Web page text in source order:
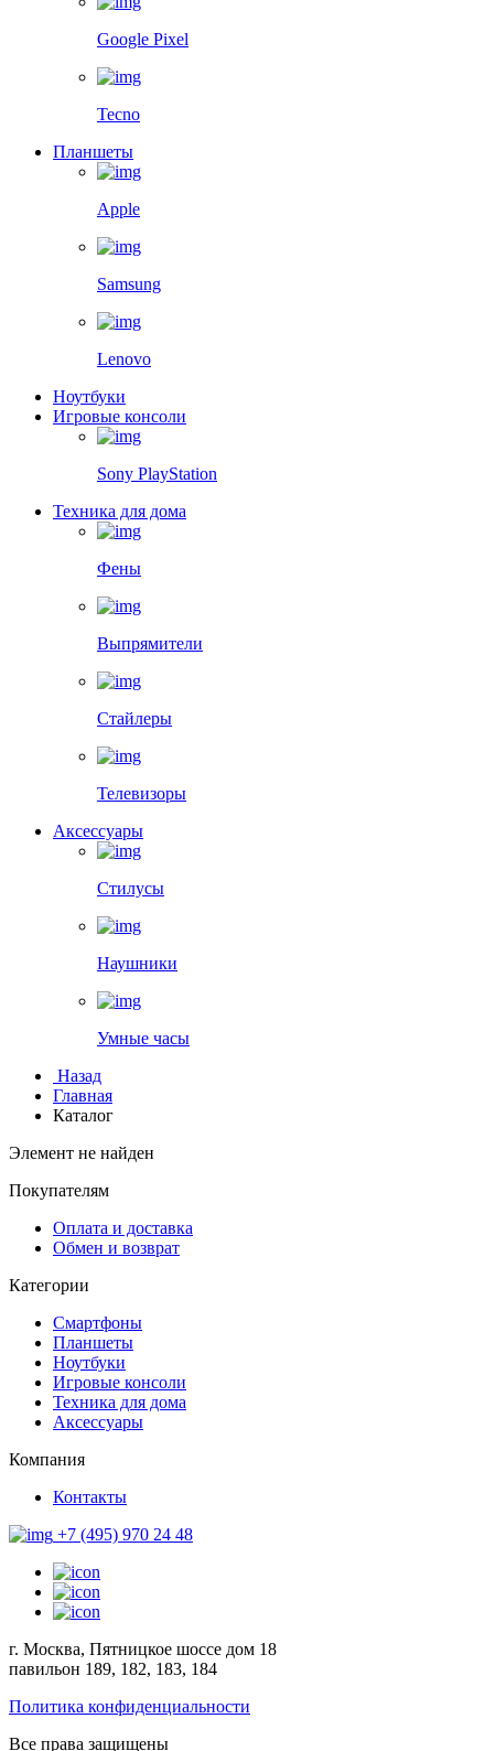
Google Pixel
Tecno
Планшеты
Apple
Samsung
Lenovo
Ноутбуки
Игровые консоли
Sony PlayStation
Техника для дома
Фены
Выпрямители
Стайлеры
Телевизоры
Аксессуары
Стилусы
Наушники
Умные часы
Назад
Главная
Каталог
Элемент не найден
Покупателям
Оплата и доставка
Обмен и возврат
Категории
Смартфоны
Планшеты
Ноутбуки
Игровые консоли
Техника для дома
Аксессуары
Компания
Контакты
+7 (495) 970 24 48
г. Москва, Пятницкое шоссе дом 18
павильон 189, 182, 183, 184
Политика конфиденциальности
Все права защищены